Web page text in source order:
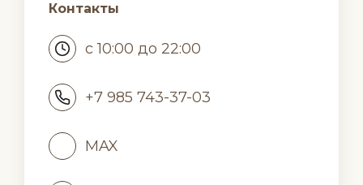
Контакты
с 10:00 до 22:00
+7 985 743-37-03
MAX